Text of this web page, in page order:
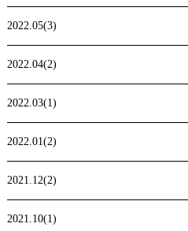
2022.05(3)
2022.04(2)
2022.03(1)
2022.01(2)
2021.12(2)
2021.10(1)